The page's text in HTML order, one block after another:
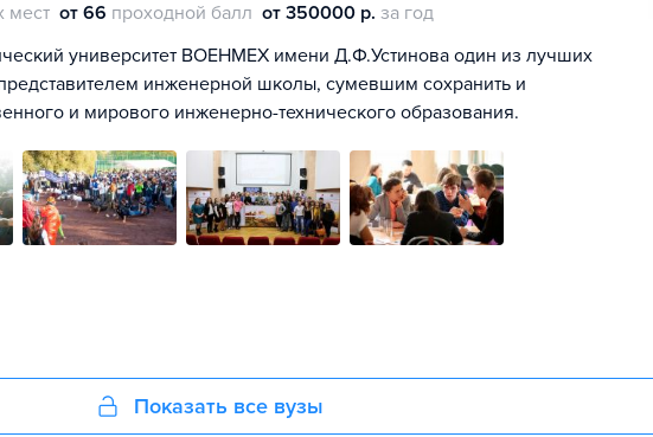
мест от 66 проходной балл от 350000 р. за год
университет ВОЕНМЕХ имени Д.Ф.Устинова один из лучших
инженерной школы, сумевшим сохранить и
и мирового инженерно-технического образования.
Показать все вузы